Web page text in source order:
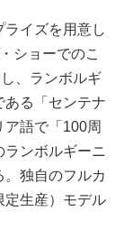
イズを用意し
ショーでのこ
、ランボルギ
ある「センテナ
語で「100周
ンボルギーニ
。独自のフルカ
定生産）モデル